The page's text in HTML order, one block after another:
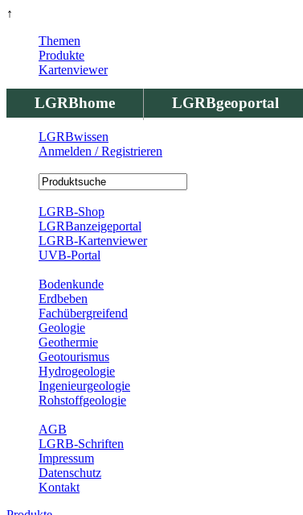
↑
LGRBhome LGRBgeoportal
Themen
Produkte
Kartenviewer
LGRBwissen
Anmelden / Registrieren
LGRB-Shop
LGRBanzeigeportal
LGRB-Kartenviewer
UVB-Portal
Bodenkunde
Erdbeben
Fachübergreifend
Geologie
Geothermie
Geotourismus
Hydrogeologie
Ingenieurgeologie
Rohstoffgeologie
AGB
LGRB-Schriften
Impressum
Datenschutz
Kontakt